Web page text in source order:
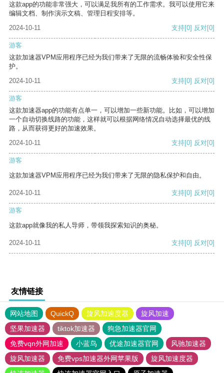
这款app的功能非常强大，可以满足我所有的工作需求。我可以使用它来
编辑文档、制作演示文稿、管理日程安排等。
2024-10-11
支持[0] 反对[0]
游客
这款加速器VPM应用程序已经为我们带来了无限的流畅体验和安全性保
护。
2024-10-11
支持[0] 反对[0]
游客
这款加速器app的功能有点单一，可以增加一些新功能。比如，可以增加
一个自动切换线路的功能，这样就可以根据网络情况自动选择最优的线
路，从而获得更好的加速效果。
2024-10-11
支持[0] 反对[0]
游客
这款加速器VPM应用程序已经为我们带来了无限的隐私保护和自由。
2024-10-11 支持[0] 反对[0]
游客
这款app就像我的私人导师，带领我探索知识的奥秘。
2024-10-11 支持[0] 反对[0]
友情链接
网站地图 QuickQ 旋风加速度器
旋风加速
坚果加速器
tiktok加速器
狗急加速器官网
免费vqn外网加速
小蓝鸟 优途加速器官网
风驰加速器
旋风加速器
免费vps加速器外网苹果版
旋风加速度器